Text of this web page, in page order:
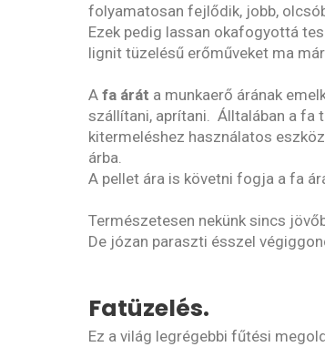
folyamatosan fejlődik, jobb,
Ezek pedig lassan okafogyottá
lignit tüzelésű erőműveket ma
A fa árát a munkaerő árának
szállítani, aprítani. Álltalában a fa
kitermeléshez használatos
árba.
A pellet ára is követni fogja a fa
Természetesen nekünk sincs
De józan paraszti ésszel
Fatüzelés.
Ez a világ legrégebbi fűtési